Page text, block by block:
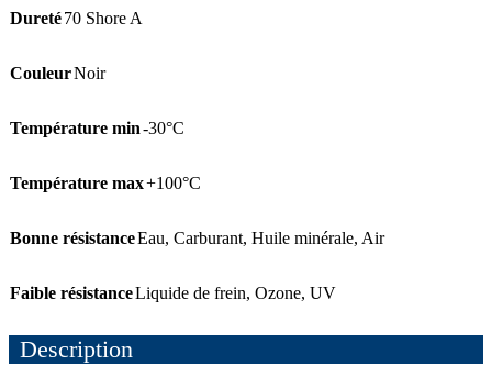
Dureté70 Shore A
CouleurNoir
Température min-30°C
Température max+100°C
Bonne résistanceEau, Carburant, Huile minérale, Air
Faible résistanceLiquide de frein, Ozone, UV
Description